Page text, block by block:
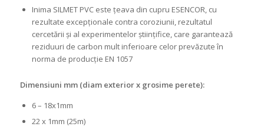
Inima SILMET PVC este țeava din cupru ESENCOR, cu
rezultate excepționale contra coroziunii, rezultatul
cercetării și al experimentelor științifice, care garantează
reziduuri de carbon mult inferioare celor prevăzute în
norma de producție EN 1057
Dimensiuni mm (diam exterior x grosime perete):
6 – 18x1mm
22 x 1mm (25m)